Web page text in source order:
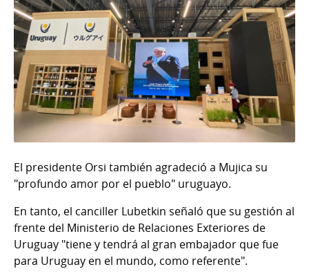
El presidente Orsi también agradeció a Mujica su
"profundo amor por el pueblo" uruguayo.
En tanto, el canciller Lubetkin señaló que su gestión al
frente del Ministerio de Relaciones Exteriores de
Uruguay "tiene y tendrá al gran embajador que fue
para Uruguay en el mundo, como referente".